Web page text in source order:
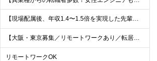
【現場配属後、年収1.4〜1.5倍を実現した先輩も！残業代全額支給】 ◆給与は経験やスキルに応じて決定します ◆年俸制250万円～350万円（1/12を月々支給） ≪年収UPの例≫ ◎飲食業からのキ
【大阪・東京募集／リモートワークあり／転居を伴う転勤なし】 東京本社、大阪事務所、または東京23区内・関西（大阪・兵庫）の各クライアント先勤務 ◆入社後、約1年間はクライアント先ではなく 自社内（東
リモートワークOK